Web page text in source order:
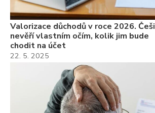
Valorizace důchodů v roce 2026. Češi
nevěří vlastním očím, kolik jim bude
chodit na účet
22. 5. 2025